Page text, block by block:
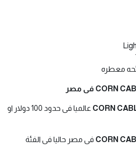
معطره
عالميا فى حدود 100 دولار او
فى مصر حاليا فى الفئة